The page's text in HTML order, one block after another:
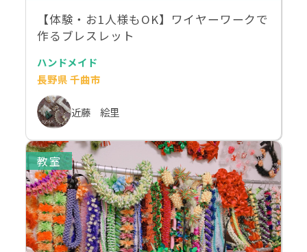
【体験・お1人様もOK】ワイヤーワークで
作るブレスレット
ハンドメイド
長野県 千曲市
近藤 絵里
教室